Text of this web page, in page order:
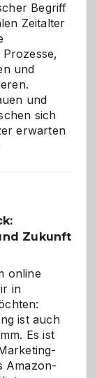
Begriff
Zeitalter
und
und
sich
erwarten
Zukunft
online
in
ist auch
Es ist
Amazon-